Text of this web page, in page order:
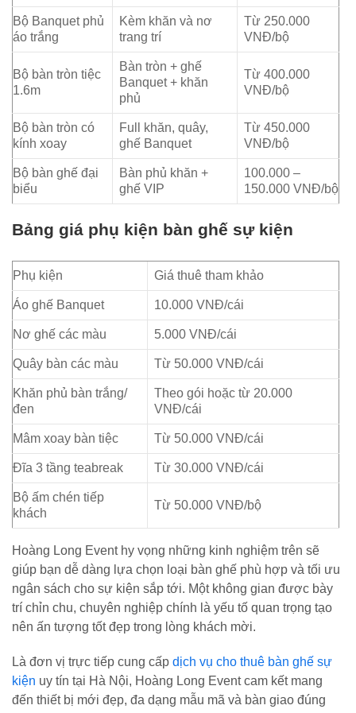
Bộ Banquet phủ
áo trắng
Kèm khăn và nơ
trang trí
Từ 250.000
VNĐ/bộ
Bộ bàn tròn tiệc
1.6m
Bàn tròn + ghế
Banquet + khăn
phủ
Từ 400.000
VNĐ/bộ
Bộ bàn tròn có
kính xoay
Full khăn, quây,
ghế Banquet
Từ 450.000
VNĐ/bộ
Bộ bàn ghế đại
biểu
Bàn phủ khăn +
ghế VIP
100.000 –
150.000 VNĐ/bộ
Bảng giá phụ kiện bàn ghế sự kiện
Phụ kiện Giá thuê tham khảo
Áo ghế Banquet 10.000 VNĐ/cái
Nơ ghế các màu 5.000 VNĐ/cái
Quây bàn các màu Từ 50.000 VNĐ/cái
Khăn phủ bàn trắng/
đen
Theo gói hoặc từ 20.000
VNĐ/cái
Mâm xoay bàn tiệc Từ 50.000 VNĐ/cái
Đĩa 3 tầng teabreak Từ 30.000 VNĐ/cái
Bộ ấm chén tiếp
khách
Từ 50.000 VNĐ/bộ
Hoàng Long Event hy vọng những kinh nghiệm trên sẽ
giúp bạn dễ dàng lựa chọn loại bàn ghế phù hợp và tối ưu
ngân sách cho sự kiện sắp tới. Một không gian được bày
trí chỉn chu, chuyên nghiệp chính là yếu tố quan trọng tạo
nên ấn tượng tốt đẹp trong lòng khách mời.
Là đơn vị trực tiếp cung cấp dịch vụ cho thuê bàn ghế sự
kiện uy tín tại Hà Nội, Hoàng Long Event cam kết mang
đến thiết bị mới đẹp, đa dạng mẫu mã và bàn giao đúng